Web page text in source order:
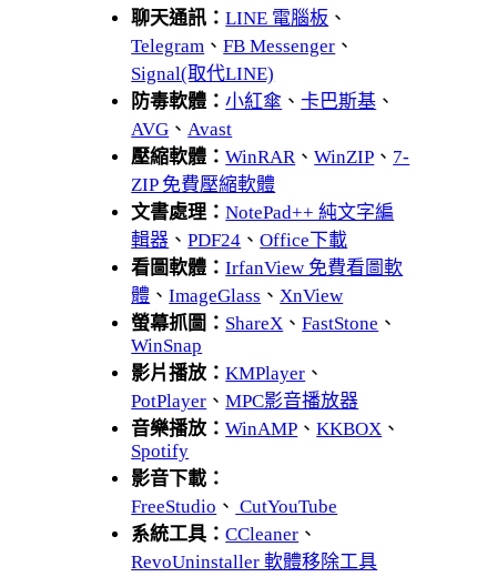
聊天通訊：LINE 電腦板 、
Telegram 、FB Messenger 、
Signal(取代LINE)
防毒軟體：小紅傘 、卡巴斯基 、
AVG 、 Avast
壓縮軟體：WinRAR 、WinZIP 、 7-
ZIP 免費壓縮軟體
文書處理：NotePad++ 純文字編
輯器 、PDF24 、Office下載
看圖軟體：IrfanView 免費看圖軟
體 、ImageGlass 、 XnView
螢幕抓圖： ShareX 、FastStone 、
WinSnap
影片播放：KMPlayer 、
PotPlayer 、MPC影音播放器
音樂播放：WinAMP 、KKBOX 、
Spotify
影音下載：
FreeStudio 、 CutYouTube
系統工具：CCleaner 、
RevoUninstaller 軟體移除工具